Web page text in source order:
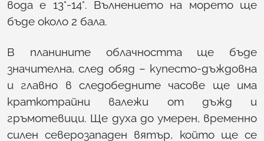
вода е 13°-14°. Вълнението на морето ще
бъде около 2 бала.
В планините облачността ще бъде
значителна, след обяд – купесто-дъждовна
и главно в следобедните часове ще има
краткотрайни валежи от дъжд и
гръмотевици. Ще духа до умерен, временно
силен северозападен вятър, който ще се